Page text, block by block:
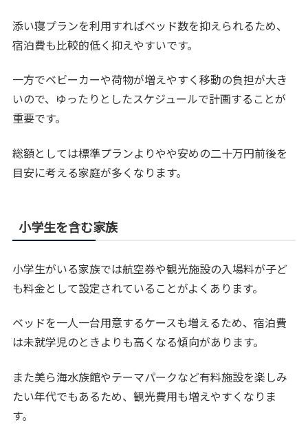
添い寝プランを利用すればベッド数を抑えられるため、
宿泊費も比較的低く抑えやすいです。
一方でベビーカーや荷物が増えやすく移動の負担が大き
いので、ゆったりとしたスケジュールで計画することが
重要です。
総額としては標準プランよりやや安めの二十万円前後を
目安に考える家庭が多くなります。
小学生を含む家族
小学生がいる家族では航空券や観光施設の入場料が子ど
も料金として設定されていることがよくあります。
ベッドを一人一台用意するケースも増えるため、宿泊費
は未就学児のときよりも高くなる傾向があります。
また美ら海水族館やテーマパークなど有料施設を楽しみ
たい年代でもあるため、観光費用も増えやすくなりま
す。